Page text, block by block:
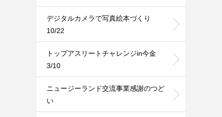
デジタルカメラで写真絵本づくり
10/22
トップアスリートチャレンジin今金
3/10
ニュージーランド交流事業感謝のつど
い